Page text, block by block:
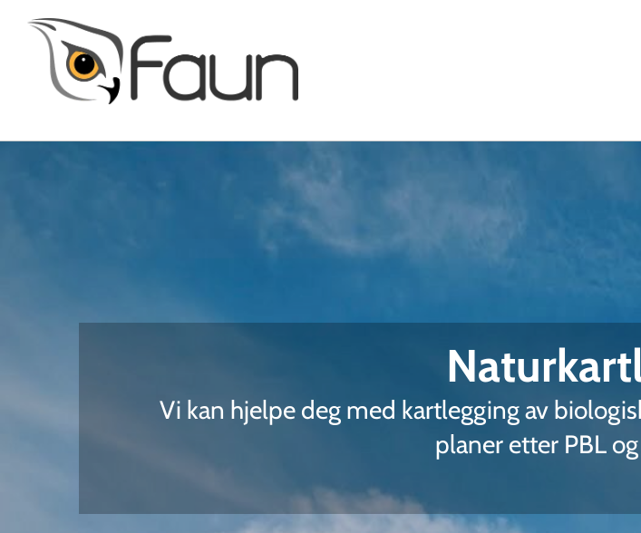
Vi kan hjelpe deg med kartlegging av
planer etter PBL